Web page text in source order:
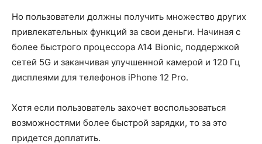
Но пользователи должны получить множество других
привлекательных функций за свои деньги. Начиная с
более быстрого процессора A14 Bionic, поддержкой
сетей 5G и заканчивая улучшенной камерой и 120 Гц
дисплеями для телефонов iPhone 12 Pro.
Хотя если пользователь захочет воспользоваться
возможностями более быстрой зарядки, то за это
придется доплатить.